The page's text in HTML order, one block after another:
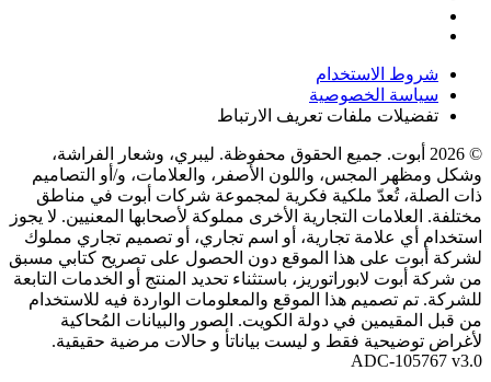
شروط الاستخدام
سياسة الخصوصية
تفضيلات ملفات تعريف الارتباط
© 2026 أبوت. جميع الحقوق محفوظة. ليبري، وشعار الفراشة،
وشكل ومظهر المجس، واللون الأصفر، والعلامات، و/أو التصاميم
ذات الصلة، تُعدّ ملكية فكرية لمجموعة شركات أبوت في مناطق
مختلفة. العلامات التجارية الأخرى مملوكة لأصحابها المعنيين. لا يجوز
استخدام أي علامة تجارية، أو اسم تجاري، أو تصميم تجاري مملوك
لشركة أبوت على هذا الموقع دون الحصول على تصريح كتابي مسبق
من شركة أبوت لابوراتوريز، باستثناء تحديد المنتج أو الخدمات التابعة
للشركة. تم تصميم هذا الموقع والمعلومات الواردة فيه للاستخدام
من قبل المقيمين في دولة الكويت. الصور والبيانات المُحاكية
لأغراض توضيحية فقط و ليست بياناتأ و حالات مرضية حقيقية.
ADC-105767 v3.0